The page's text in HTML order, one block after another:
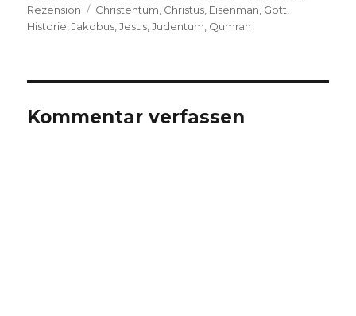
am
Rezension
Schlagwörter
Christentum Christus Eisenman Gott
Historie ,Jakobus ,Jesus ,Judentum Qumran
Kommentar verfassen